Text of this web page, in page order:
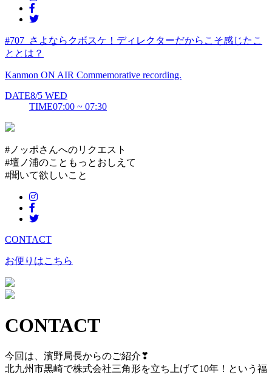
#707_さよならクボスケ！ディレクターだからこそ感じたこ
ととは？
Kanmon ON AIR Commemorative recording.
DATE8/5 WED
TIME07:00 ~ 07:30
#ノッポさんへのリクエスト
#壇ノ浦のこともっとおしえて
#聞いて欲しいこと
CONTACT
お便りはこちら
CONTACT
今回は、濱野局長からのご紹介❣
北九州市黒崎で株式会社三角形を立ち上げて10年！という福